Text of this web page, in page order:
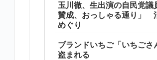
玉川徹、生出演の自民党議
賛成、おっしゃる通り」
めぐり
ブランドいちご「いちごさ
盗まれる